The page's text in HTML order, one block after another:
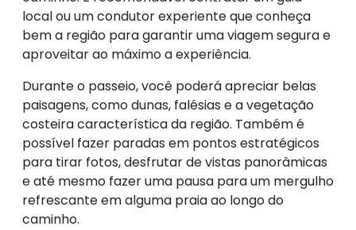
local ou um condutor experiente que conheça
bem a região para garantir uma viagem segura e
aproveitar ao máximo a experiência.
Durante o passeio, você poderá apreciar belas
paisagens, como dunas, falésias e a vegetação
costeira característica da região. Também é
possível fazer paradas em pontos estratégicos
para tirar fotos, desfrutar de vistas panorâmicas
e até mesmo fazer uma pausa para um mergulho
refrescante em alguma praia ao longo do
caminho.